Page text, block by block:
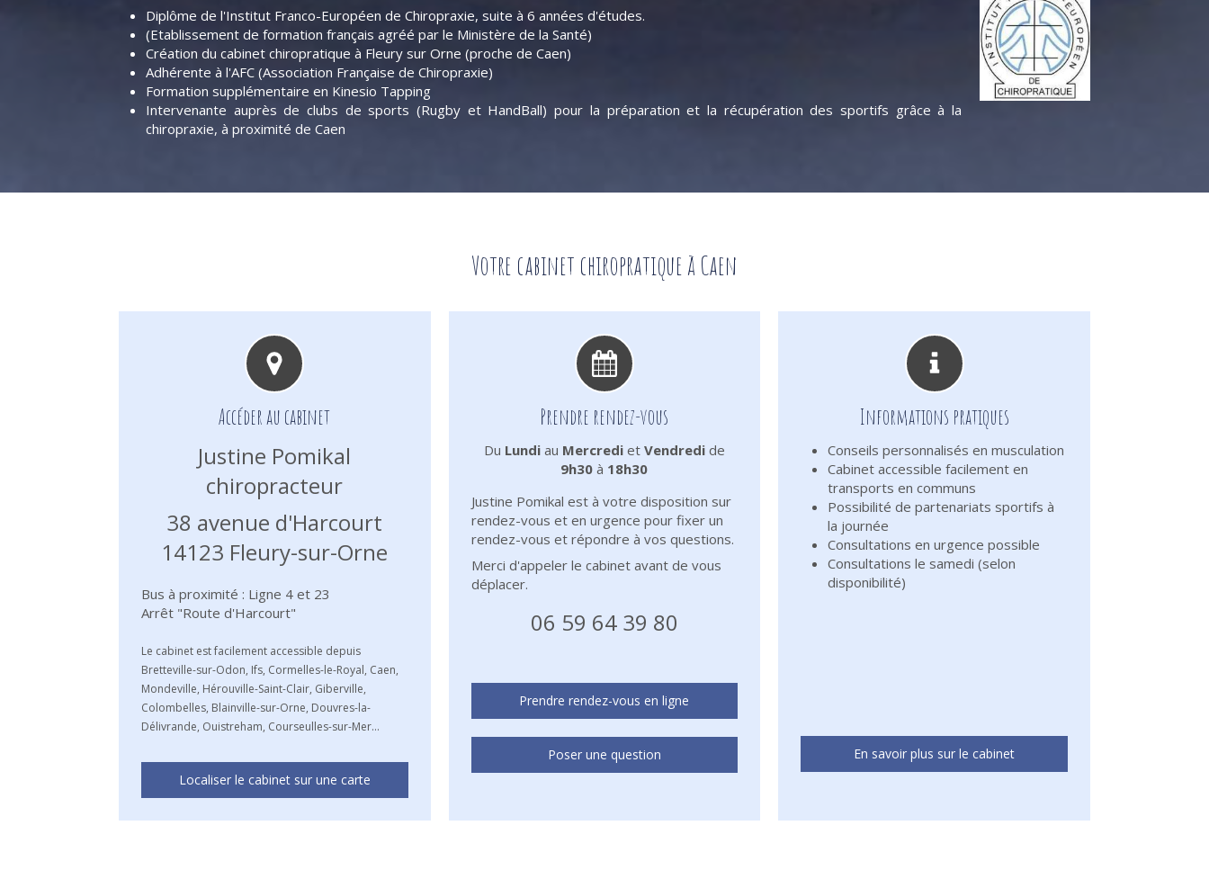
Diplôme de l'Institut Franco-Européen de Chiropraxie, suite à 6 années d'études.
(Etablissement de formation français agréé par le Ministère de la Santé)
Création du cabinet chiropratique à Fleury sur Orne (proche de Caen)
Adhérente à l'AFC (Association Française de Chiropraxie)
Formation supplémentaire en Kinesio Tapping
Intervenante auprès de clubs de sports (Rugby et HandBall) pour la préparation et la récupération des sportifs grâce à la
chiropraxie, à proximité de Caen
Votre cabinet chiropratique à Caen
Accéder au cabinet
Justine Pomikal
chiropracteur
38 avenue d'Harcourt
14123 Fleury-sur-Orne
Bus à proximité : Ligne 4 et 23
Arrêt "Route d'Harcourt"
Le cabinet est facilement accessible depuis
Bretteville-sur-Odon, Ifs, Cormelles-le-Royal, Caen,
Mondeville, Hérouville-Saint-Clair, Giberville,
Colombelles, Blainville-sur-Orne, Douvres-la-
Délivrande, Ouistreham, Courseulles-sur-Mer...
Localiser le cabinet sur une carte
Prendre rendez-vous
Du Lundiau Mercrediet Vendredide
9h30 à 18h30
Justine Pomikal est à votre disposition sur
rendez-vous et en urgence pour fixer un
rendez-vous et répondre à vos questions.
Merci d'appeler le cabinet avant de vous
déplacer.
06 59 64 39 80
Prendre rendez-vous en ligne
Poser une question
Informations pratiques
Conseils personnalisés en musculation
Cabinet accessible facilement en
transports en communs
Possibilité de partenariats sportifs à
la journée
Consultations en urgence possible
Consultations le samedi (selon
disponibilité)
En savoir plus sur le cabinet